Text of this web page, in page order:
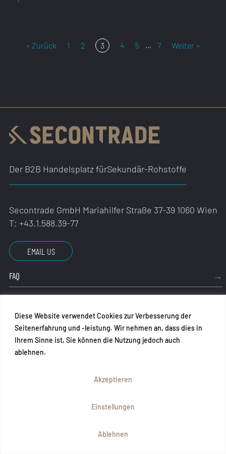
Diese Website verwendet Cookies zur Verbesserung der
Seitenerfahrung und -leistung. Wir nehmen an, dass dies in
Ihrem Sinne ist, Sie können die Nutzung jedoch auch
ablehnen.
Einstellungen
Ablehnen
Akzeptieren
« Zurück 1 2 3 4 5 … 7 Weiter »
Der B2B Handelsplatz fürSekundär-Rohstoffe
Secontrade GmbH Mariahilfer Straße 37-39 1060 Wien
T: +43.1.588.39-77
EMAIL US
FAQ
IMPRESSUM
AGB
DATENSCHUTZ